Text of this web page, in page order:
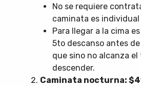
No se requiere
caminata es individual
Para llegar a la cima
5to descanso antes de
que sino no alcanza el
descender.
Caminata nocturna: